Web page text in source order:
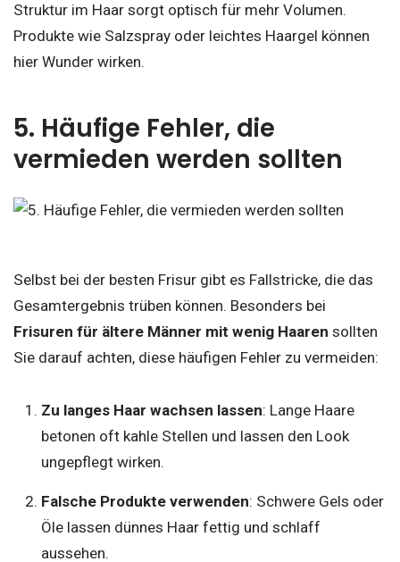
Struktur im Haar sorgt optisch für mehr Volumen.
Produkte wie Salzspray oder leichtes Haargel können
hier Wunder wirken.
5. Häufige Fehler, die
vermieden werden sollten
Selbst bei der besten Frisur gibt es Fallstricke, die das
Gesamtergebnis trüben können. Besonders bei
Frisuren für ältere Männer mit wenig Haaren sollten
Sie darauf achten, diese häufigen Fehler zu vermeiden:
Zu langes Haar wachsen lassen: Lange Haare
betonen oft kahle Stellen und lassen den Look
ungepflegt wirken.
Falsche Produkte verwenden: Schwere Gels oder
Öle lassen dünnes Haar fettig und schlaff
aussehen.